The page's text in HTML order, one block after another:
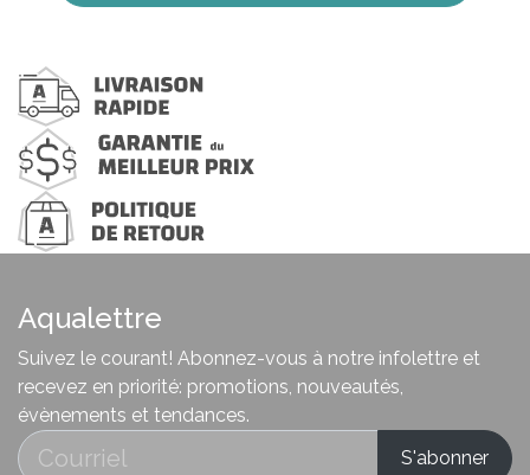
Aqualettre
Suivez le courant! Abonnez-vous à notre infolettre et
recevez en priorité: promotions, nouveautés,
évènements et tendances.